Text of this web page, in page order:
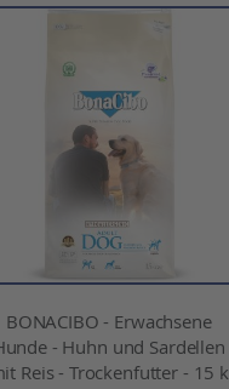
BONACIBO - Erwachsene
- Huhn und Sardellen
Reis - Trockenfutter - 15 k